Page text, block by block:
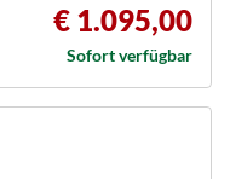
€ 1.095,00
Sofort verfügbar